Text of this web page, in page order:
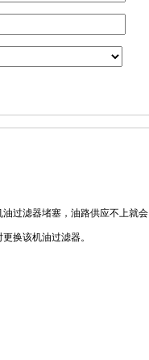
过滤器堵塞，油路供应不上就会
换该机油过滤器。